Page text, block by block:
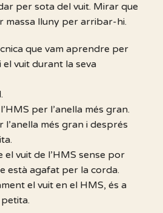
per sota del vuit. Mirar que
massa lluny per arribar-hi.
que vam aprendre per
el vuit durant la seva
per l’anella més gran.
l’anella més gran i després
vuit de l’HMS sense por
està agafat per la corda.
el vuit en el HMS, és a